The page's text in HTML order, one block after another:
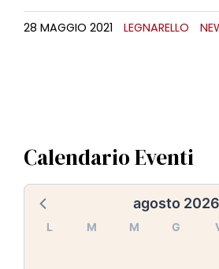
28 MAGGIO 2021 LEGNARELLO
Calendario Eventi
agosto 2026
L M M G